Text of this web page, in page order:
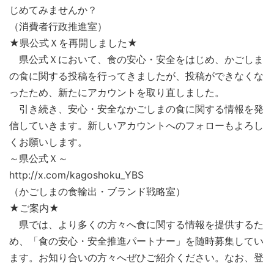
じめてみませんか？
（消費者行政推進室）
★県公式Ｘを再開しました★
県公式Ｘにおいて、食の安心・安全をはじめ、かごしま
の食に関する投稿を行ってきましたが、投稿ができなくな
ったため、新たにアカウントを取り直しました。
引き続き、安心・安全なかごしまの食に関する情報を発
信していきます。新しいアカウントへのフォローもよろし
くお願いします。
～県公式Ｘ～
http://x.com/kagoshoku_YBS
（かごしまの食輸出・ブランド戦略室）
★ご案内★
県では、より多くの方々へ食に関する情報を提供するた
め、「食の安心・安全推進パートナー」を随時募集してい
ます。お知り合いの方々へぜひご紹介ください。なお、登